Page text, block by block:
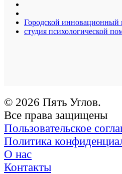
Городской инновационный
студия психологической
© 2026 Пять Углов.
Все права защищены
Пользовательское
Политика
О нас
Контакты